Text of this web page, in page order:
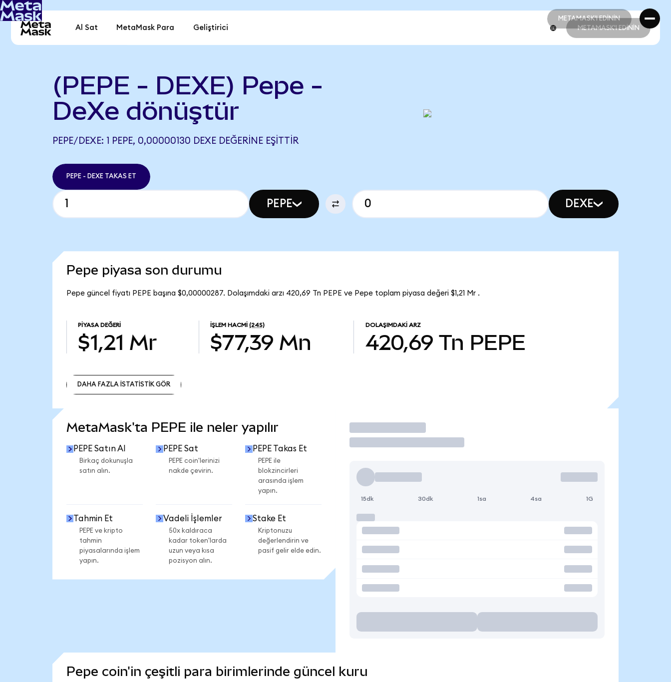
METAMASK'I EDİNİN
METAMASK'I EDİNİN
Al Sat MetaMask Para Geliştirici METAMASK'I EDİNİN
(PEPE - DEXE) Pepe -
DeXe dönüştür
PEPE/DEXE: 1 PEPE, 0,00000130 DEXE DEĞERINE EŞITTIR
PEPE - DEXE TAKAS ET
PEPE DEXE
Pepe piyasa son durumu
Pepe güncel fiyatı PEPE başına $0,00000287. Dolaşımdaki arzı 420,69 Tn PEPE ve Pepe toplam piyasa değeri $1,21 Mr .
PIYASA DEĞERI
$1,21 Mr
İŞLEM HACMI (24S)
$77,39 Mn
DOLAŞIMDAKI ARZ
420,69 Tn PEPE
DAHA FAZLA İSTATİSTİK GÖR
MetaMask'ta PEPE ile neler yapılır
PEPE Satın Al
Birkaç dokunuşla
satın alın.
PEPE Sat
PEPE coin'lerinizi
nakde çevirin.
PEPE Takas Et
PEPE ile
blokzincirleri
arasında işlem
yapın.
Tahmin Et
PEPE ve kripto
tahmin
piyasalarında işlem
yapın.
Vadeli İşlemler
50x kaldıraca
kadar token'larda
uzun veya kısa
pozisyon alın.
Stake Et
Kriptonuzu
değerlendirin ve
pasif gelir elde edin.
İşlem Yap
15dk 30dk 1sa 4sa 1G
Pepe coin'in çeşitli para birimlerinde güncel kuru